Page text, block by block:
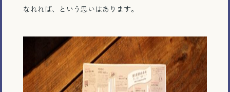
なれれば、という思いはあります。